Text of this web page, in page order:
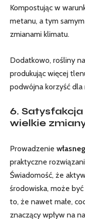
Kompostując w
metanu, a tym
zmianami klimatu.
Dodatkowo, rośliny
produkując więcej
podwójna korzyść
6. Satysfakcja
wielkie
Prowadzenie
praktyczne
Świadomość, że
środowiska, może
to, że nawet małe,
znaczący wpływ na